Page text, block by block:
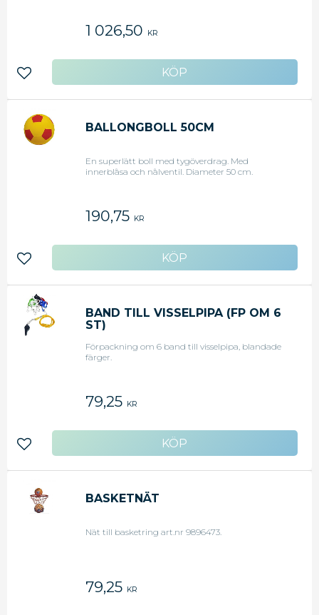
1 026,50 KR
Lägg till i favoriter
BALLONGBOLL 50CM
En superlätt boll med tygöverdrag. Med
innerblåsa och nålventil. Diameter 50 cm.
190,75 KR
Lägg till i favoriter
BAND TILL VISSELPIPA (FP OM 6
ST)
Förpackning om 6 band till visselpipa, blandade
färger.
79,25 KR
Lägg till i favoriter
BASKETNÄT
Nät till basketring art.nr 9896473.
79,25 KR